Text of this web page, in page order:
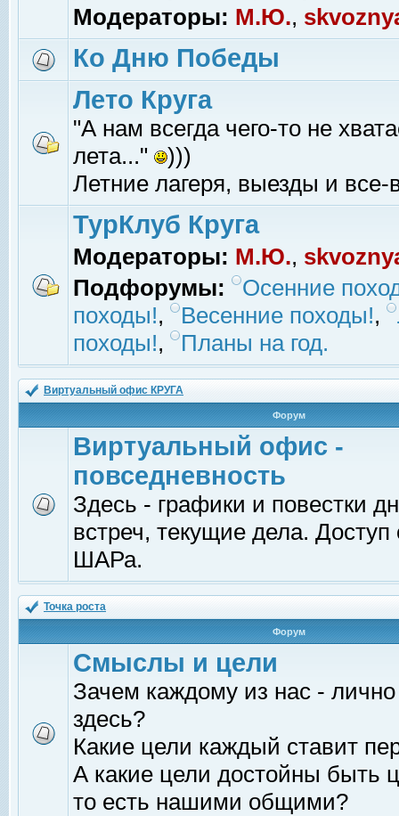
Модераторы: М.Ю.,
Ко Дню Победы
Лето Круга
"А нам всегда чего-то не
лета..."
)))
Летние лагеря, выезды и все-
ТурКлуб Круга
Модераторы: М.Ю.,
Подфорумы:
Осенние
походы!, Весенние походы!,
походы!, Планы на год.
Виртуальный офис КРУГА
Форум
Виртуальный офис -
повседневность
Здесь - графики и повестки
встреч, текущие дела.
ШАРа.
Точка роста
Форум
Смыслы и цели
Зачем каждому из нас -
здесь?
Какие цели каждый ставит
А какие цели достойны быть
то есть нашими общими?